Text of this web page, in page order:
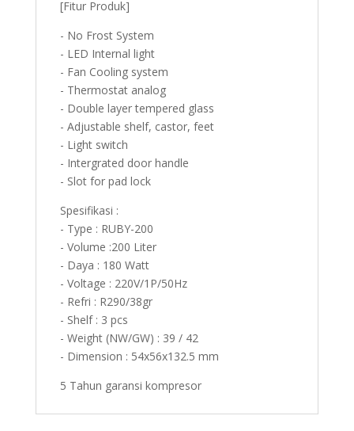
[Fitur Produk]
- No Frost System
- LED Internal light
- Fan Cooling system
- Thermostat analog
- Double layer tempered glass
- Adjustable shelf, castor, feet
- Light switch
- Intergrated door handle
- Slot for pad lock
Spesifikasi :
- Type : RUBY-200
- Volume :200 Liter
- Daya : 180 Watt
- Voltage : 220V/1P/50Hz
- Refri : R290/38gr
- Shelf : 3 pcs
- Weight (NW/GW) : 39 / 42
- Dimension : 54x56x132.5 mm
5 Tahun garansi kompresor